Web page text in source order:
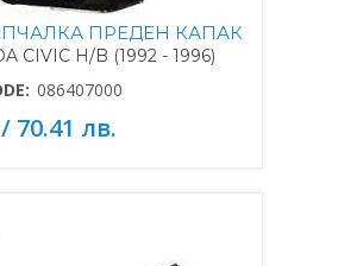
ПРЕДЕН КАПАК
CIVIC H/B (1992 - 1996)
086407000
70.41 лв.